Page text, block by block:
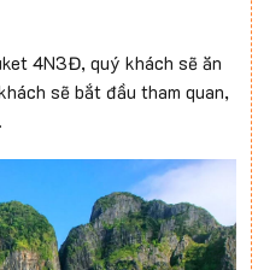
4N3Đ, quý khách sẽ ăn
sẽ bắt đầu tham quan,